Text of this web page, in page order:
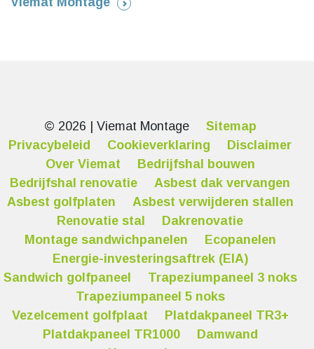
© 2026 | Viemat Montage
Sitemap
Privacybeleid
Cookieverklaring
Disclaimer
Over Viemat
Bedrijfshal bouwen
Bedrijfshal renovatie
Asbest dak vervangen
Asbest golfplaten
Asbest verwijderen stallen
Renovatie stal
Dakrenovatie
Montage sandwichpanelen
Ecopanelen
Energie-investeringsaftrek (EIA)
Sandwich golfpaneel
Trapeziumpaneel 3 noks
Trapeziumpaneel 5 noks
Vezelcement golfplaat
Platdakpaneel TR3+
Platdakpaneel TR1000
Damwand